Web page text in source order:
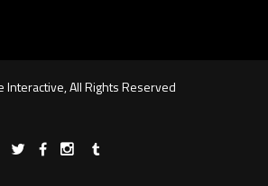
Interactive, All Rights Reserved